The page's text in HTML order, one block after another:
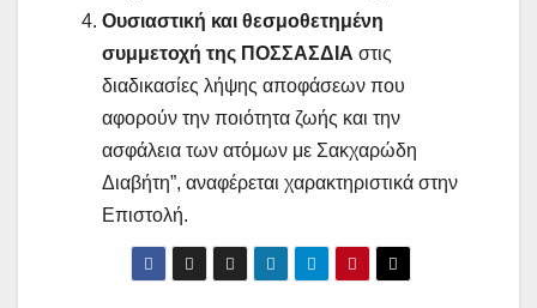
Ουσιαστική και θεσμοθετημένη
συμμετοχή της ΠΟΣΣΑΣΔΙΑ στις
διαδικασίες λήψης αποφάσεων που
αφορούν την ποιότητα ζωής και την
ασφάλεια των ατόμων με Σακχαρώδη
Διαβήτη”, αναφέρεται χαρακτηριστικά στην
Επιστολή.